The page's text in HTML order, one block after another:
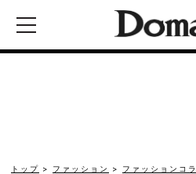
トップ ファッション ファッションコ